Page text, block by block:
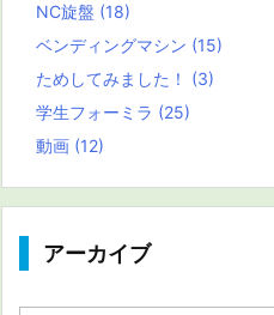
NC旋盤 (18)
ベンディングマシン (15)
ためしてみました！ (3)
学生フォーミラ (25)
動画 (12)
アーカイブ